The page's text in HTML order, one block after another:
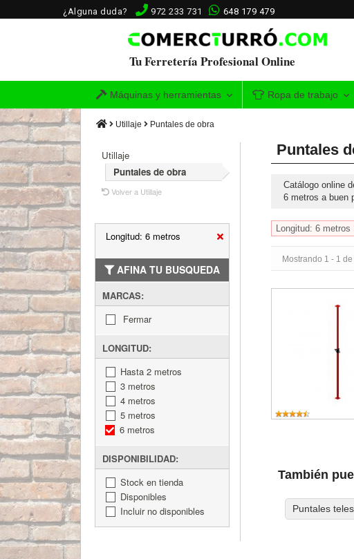
¿Alguna duda? 972 233 731 648 179 479
Tu Ferretería Profesional Online
Máquinas y herramientas Ropa de trabajo
Utillaje Puntales de obra
Utillaje
Puntales de obra
Volver a Utillaje
Longitud: 6 metros
AFINA TU BUSQUEDA
MARCAS:
Fermar
LONGITUD:
Hasta 2 metros
3 metros
4 metros
5 metros
6 metros
DISPONIBILIDAD:
Stock en tienda
Disponibles
Incluir no disponibles
Puntales
Catálogo online
6 metros a buen
Longitud: 6 metros
Mostrando 1 - 1
También
Puntales